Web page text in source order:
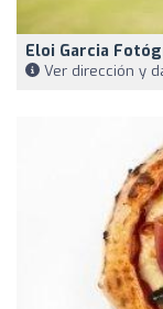
Eloi Garcia
Ver dirección y